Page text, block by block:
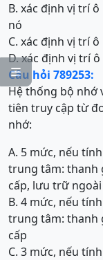

B. xác định vị trí
nó
C. xác định vị trí
D. xác định vị trí
Câu hỏi 789253:
Hệ thống bộ nhớ
tiên truy cập từ
nhớ:
A. 5 mức, nếu
trung tâm: thanh
cấp, lưu trữ ngoài
B. 4 mức, nếu
trung tâm: thanh
cấp
C. 3 mức, nếu